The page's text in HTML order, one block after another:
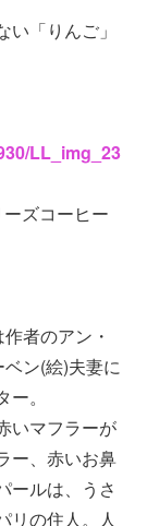
「りんご」
LL_img_23
ズコーヒー
者のアン・
ン(絵)夫妻に
。
いマフラーが
ー、赤いお鼻
ールは、うさ
リの住人。人